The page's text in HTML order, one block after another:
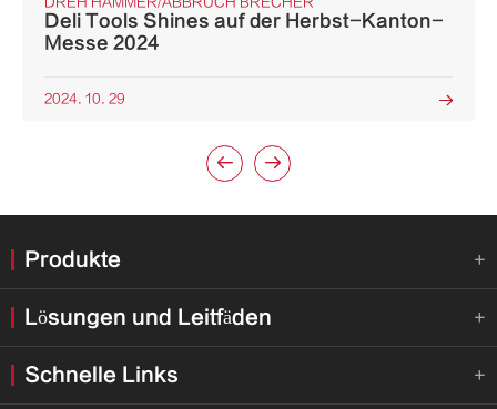
Deli Tools Shines auf der Herbst-Kanton-
Messe 2024
2024. 10. 29 
 
Produkte 
Lösungen und Leitfäden 
Schnelle Links 